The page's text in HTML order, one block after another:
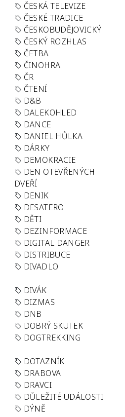
ČESKÁ TELEVIZE
ČESKÉ TRADICE
ČESKOBUDĚJOVICKÝ
ČESKÝ ROZHLAS
ČETBA
ČINOHRA
ČR
ČTENÍ
D&B
DALEKOHLED
DANCE
DANIEL HŮLKA
DÁRKY
DEMOKRACIE
DEN OTEVŘENÝCH
DVEŘÍ
DENIK
DESATERO
DĚTI
DEZINFORMACE
DIGITAL DANGER
DISTRIBUCE
DIVADLO
DIVÁK
DIZMAS
DNB
DOBRÝ SKUTEK
DOGTREKKING
DOTAZNÍK
DRABOVA
DRAVCI
DŮLEŽITÉ UDÁLOSTI
DÝNĚ